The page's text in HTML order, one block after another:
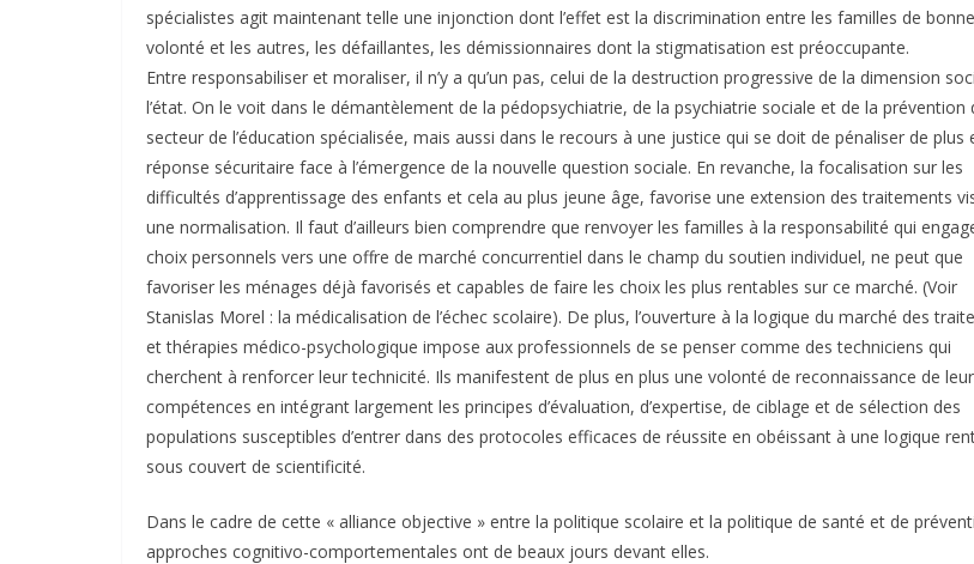
spécialistes agit maintenant telle une injonction dont l’effet est la discrimination entre les familles de bonne
volonté et les autres, les défaillantes, les démissionnaires dont la stigmatisation est préoccupante.
Entre responsabiliser et moraliser, il n’y a qu’un pas, celui de la destruction progressive de la dimension
l’état. On le voit dans le démantèlement de la pédopsychiatrie, de la psychiatrie sociale et de la prévention
secteur de l’éducation spécialisée, mais aussi dans le recours à une justice qui se doit de pénaliser de plus
réponse sécuritaire face à l’émergence de la nouvelle question sociale. En revanche, la focalisation sur les
difficultés d’apprentissage des enfants et cela au plus jeune âge, favorise une extension des traitements
une normalisation. Il faut d’ailleurs bien comprendre que renvoyer les familles à la responsabilité qui
choix personnels vers une offre de marché concurrentiel dans le champ du soutien individuel, ne peut que
favoriser les ménages déjà favorisés et capables de faire les choix les plus rentables sur ce marché. (Voir
Stanislas Morel : la médicalisation de l’échec scolaire). De plus, l’ouverture à la logique du marché des
et thérapies médico-psychologique impose aux professionnels de se penser comme des techniciens qui
cherchent à renforcer leur technicité. Ils manifestent de plus en plus une volonté de reconnaissance de
compétences en intégrant largement les principes d’évaluation, d’expertise, de ciblage et de sélection des
populations susceptibles d’entrer dans des protocoles efficaces de réussite en obéissant à une logique
sous couvert de scientificité.
Dans le cadre de cette « alliance objective » entre la politique scolaire et la politique de santé et de
approches cognitivo-comportementales ont de beaux jours devant elles.